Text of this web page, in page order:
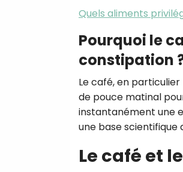
Quels aliments
Pourquoi le
constipation
Le café, en particulier
de pouce matinal
instantanément une
une base
Le café et